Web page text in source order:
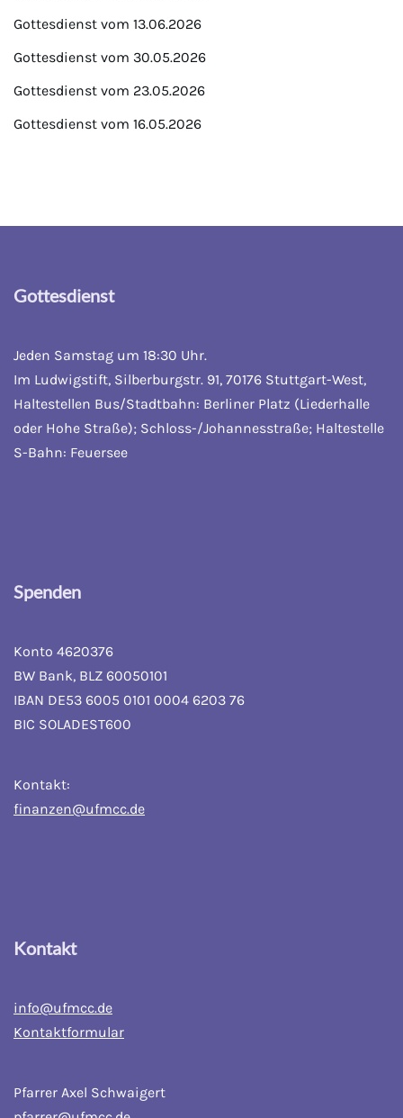
Gottesdienst vom 13.06.2026
Gottesdienst vom 30.05.2026
Gottesdienst vom 23.05.2026
Gottesdienst vom 16.05.2026
Gottesdienst
Jeden Samstag um 18:30 Uhr.
Im Ludwigstift, Silberburgstr. 91, 70176 Stuttgart-West,
Haltestellen Bus/Stadtbahn: Berliner Platz (Liederhalle
oder Hohe Straße); Schloss-/Johannesstraße; Haltestelle
S-Bahn: Feuersee
Spenden
Konto 4620376
BW Bank, BLZ 60050101
IBAN DE53 6005 0101 0004 6203 76
BIC SOLADEST600
Kontakt:
finanzen@ufmcc.de
Kontakt
info@ufmcc.de
Kontaktformular
Pfarrer Axel Schwaigert